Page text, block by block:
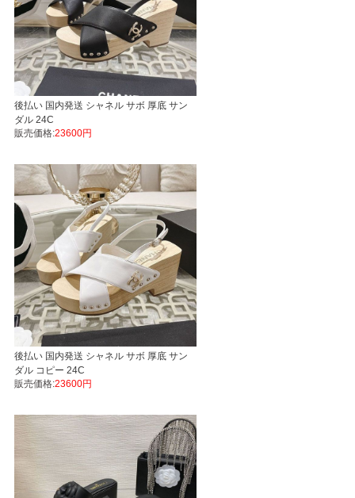
後払い 国内発送 シャネル サボ 厚底 サン
ダル 24C
販売価格:23600円
後払い 国内発送 シャネル サボ 厚底 サン
ダル コピー 24C
販売価格:23600円